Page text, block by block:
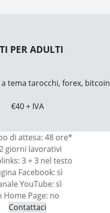
PER ADULTI
tema tarocchi, forex, bitcoin
€40 + IVA
di attesa: 48 ore*
giorni lavorativi
3 + 3 nel testo
Facebook: sì
YouTube: sì
Home Page: no
Contattaci